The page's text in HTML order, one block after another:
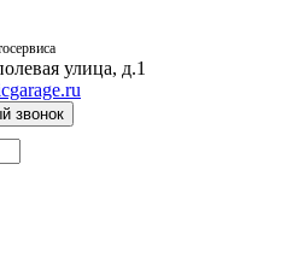
улица, д.1
звонок